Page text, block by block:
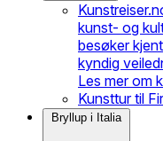
kunst- og
besøker
kyndig
Les mer om
Kunsttur til
Bryllup i Italia